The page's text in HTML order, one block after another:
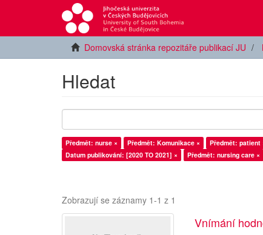
Domovská stránka repozitáře publikací JU
Hledat
Předmět: nurse × Předmět: Komunikace × Předmět: patient
Datum publikování: [2020 TO 2021] ×
Předmět: nursing care ×
Zobrazují se záznamy 1-1 z 1
Vnímání